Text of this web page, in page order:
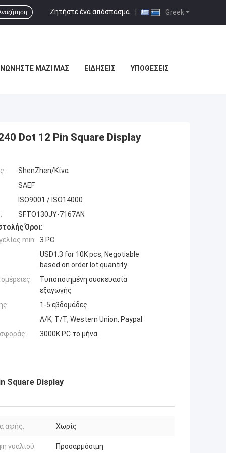
Greek
Ζητήστε ένα απόσπασμα |
ΜΑΖΊ ΜΑΣ ΕΙΔΉΣΕΙΣ ΥΠΟΘΈΣΕΙΣ
Dot 12 Pin Square Display
ShenZhen/Κίνα
SAEF
ISO9001 / ISO14000
SFTO130JY-7167AN
Όροι:
min: 3 PC
USD1.3 for 10K pcs, Negotiable
based on order lot quantity
Τυποποιημένη συσκευασία
εξαγωγής
1-5 εβδομάδες
Λ/Κ, Τ/Τ, Western Union, Paypal
3000K PC το μήνα
Square Display
αφής: Χωρίς
γυαλιού: Προσαρμόσιμη